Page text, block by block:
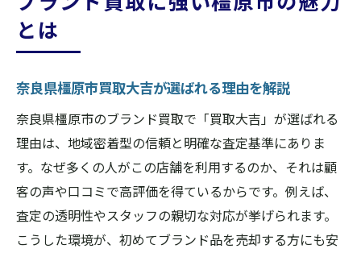
とは
奈良県橿原市買取大吉が選ばれる理由を解説
奈良県橿原市のブランド買取で「買取大吉」が選ばれる
理由は、地域密着型の信頼と明確な査定基準にありま
す。なぜ多くの人がこの店舗を利用するのか、それは顧
客の声や口コミで高評価を得ているからです。例えば、
査定の透明性やスタッフの親切な対応が挙げられます。
こうした環境が、初めてブランド品を売却する方にも安